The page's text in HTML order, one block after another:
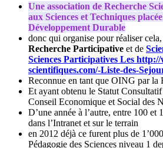
Une association de Recherche
aux Sciences et Techniques
Développement Durable
donc qui organise pour réaliser
Recherche Participative et de
Sciences Participatives Les http://
scientifiques.com/-Liste-des-
Reconnue en tant que OING par la
Et ayant obtenu le Statut
Conseil Economique et Social des
D’une année à l’autre, entre 100 et
dans l’Intranet et sur le terrain
en 2012 déjà ce furent plus de
Pédagogie des Sciences niveau 1